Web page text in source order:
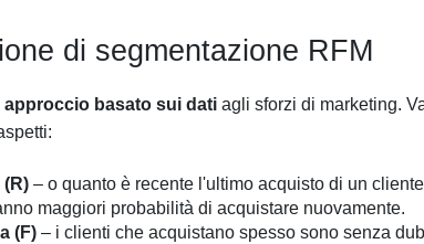
di segmentazione RFM
approccio basato sui dati agli sforzi di marketing.
(R) – o quanto è recente l'ultimo acquisto di un
maggiori probabilità di acquistare nuovamente.
(F) – i clienti che acquistano spesso sono senza